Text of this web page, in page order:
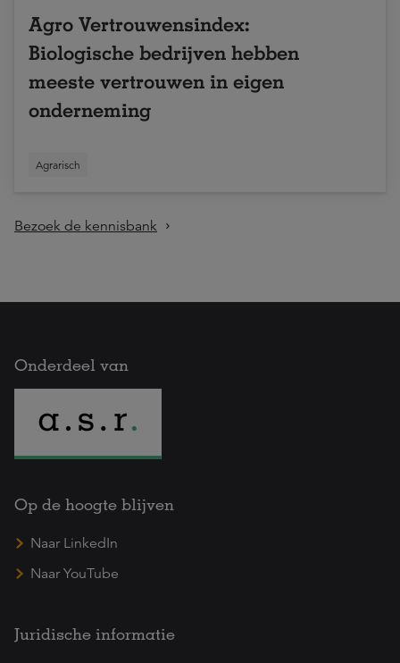
Agro Vertrouwensindex:
Biologische bedrijven hebben
meeste vertrouwen in eigen
onderneming
Agrarisch
Bezoek de kennisbank
Onderdeel van
Op de hoogte blijven
Naar LinkedIn
Naar YouTube
Juridische informatie